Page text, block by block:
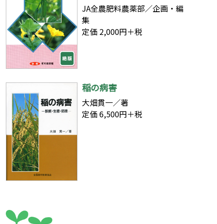
JA全農肥料農薬部／企画・編
集
定価 2,000円＋税
稲の病害
大畑貫一／著
定価 6,500円＋税